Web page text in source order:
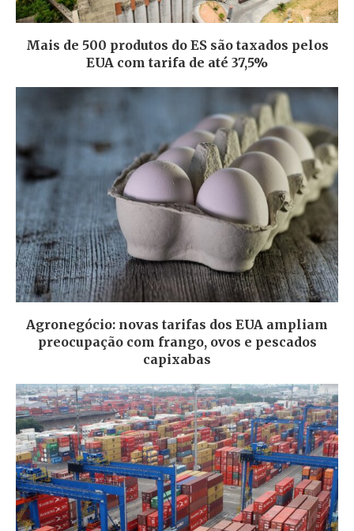
Mais de 500 produtos do ES são taxados pelos
EUA com tarifa de até 37,5%
Agronegócio: novas tarifas dos EUA ampliam
preocupação com frango, ovos e pescados
capixabas